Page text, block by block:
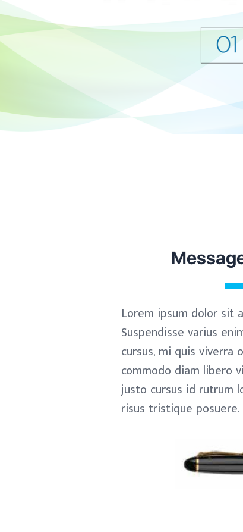
Lorem ipsum dolor sit
Suspendisse varius
cursus, mi quis viverra
commodo diam libero
justo cursus id rutrum
risus tristique posuere.